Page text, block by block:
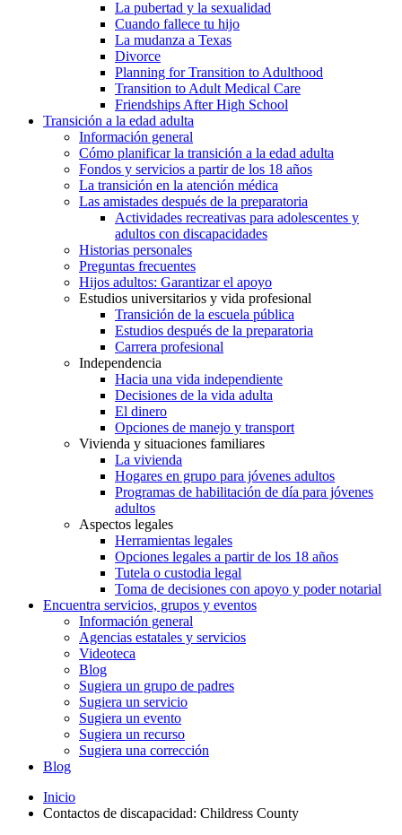
La pubertad y la sexualidad
Cuando fallece tu hijo
La mudanza a Texas
Divorce
Planning for Transition to Adulthood
Transition to Adult Medical Care
Friendships After High School
Transición a la edad adulta
Información general
Cómo planificar la transición a la edad adulta
Fondos y servicios a partir de los 18 años
La transición en la atención médica
Las amistades después de la preparatoria
Actividades recreativas para adolescentes y
adultos con discapacidades
Historias personales
Preguntas frecuentes
Hijos adultos: Garantizar el apoyo
Estudios universitarios y vida profesional
Transición de la escuela pública
Estudios después de la preparatoria
Carrera profesional
Independencia
Hacia una vida independiente
Decisiones de la vida adulta
El dinero
Opciones de manejo y transport
Vivienda y situaciones familiares
La vivienda
Hogares en grupo para jóvenes adultos
Programas de habilitación de día para jóvenes
adultos
Aspectos legales
Herramientas legales
Opciones legales a partir de los 18 años
Tutela o custodia legal
Toma de decisiones con apoyo y poder notarial
Encuentra servicios, grupos y eventos
Información general
Agencias estatales y servicios
Videoteca
Blog
Sugiera un grupo de padres
Sugiera un servicio
Sugiera un evento
Sugiera un recurso
Sugiera una corrección
Blog
Inicio
Contactos de discapacidad: Childress County